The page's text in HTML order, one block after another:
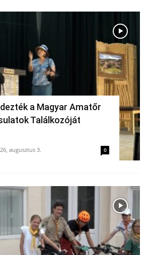
a Magyar Amatőr
Találkozóját
augusztus 3. 0